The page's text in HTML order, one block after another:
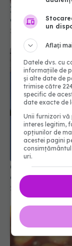
Impactul
cardiacă
11 mai 2026, 13:46
Ce reacții
de tensiune și
29 mai 2026, 17:16
un
Aflați
Datele dvs. cu
informațiile de
și alte date de
trimise către
specific de
date exacte de
Unii furnizori
interes legitim,
opțiunilor de
acestei pagini
uri.